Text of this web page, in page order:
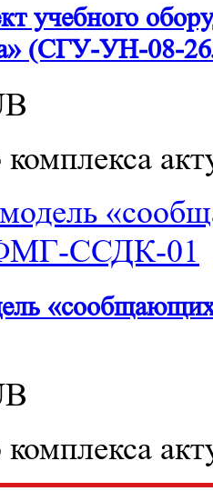
учебного
(СГУ-УН-08-